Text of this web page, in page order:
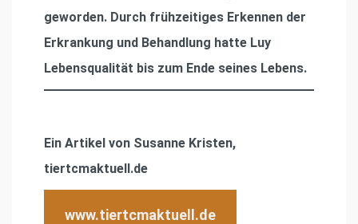
geworden. Durch frühzeitiges Erkennen der
Erkrankung und Behandlung hatte Luy
Lebensqualität bis zum Ende seines Lebens.
Ein Artikel von Susanne Kristen,
tiertcmaktuell.de
www.tiertcmaktuell.de